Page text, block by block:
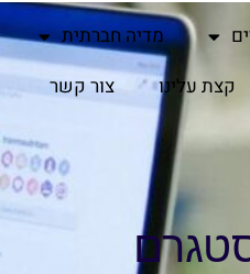
מדיה חברתית
קצת עלינו
צור קשר